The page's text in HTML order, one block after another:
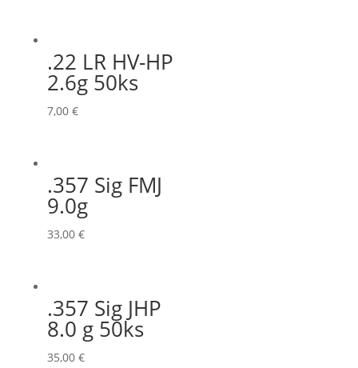
.22 LR HV-HP
2.6g 50ks
7,00 €
.357 Sig FMJ
9.0g
33,00 €
.357 Sig JHP
8.0 g 50ks
35,00 €